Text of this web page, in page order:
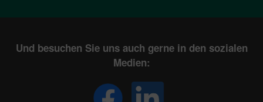
Und besuchen Sie uns auch gerne in den sozialen
Medien: